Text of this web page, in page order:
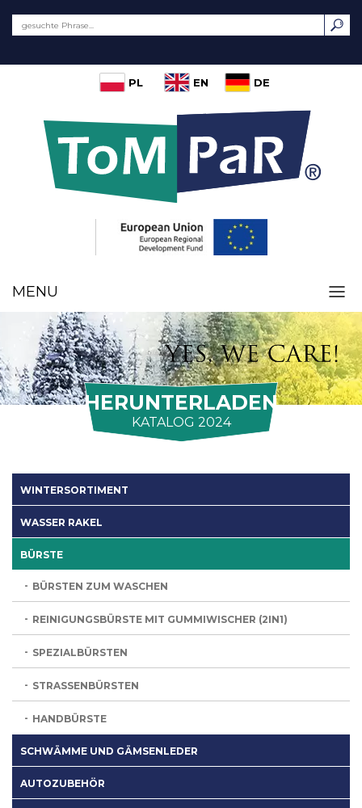
PL EN DE
MENU
HERUNTERLADEN
KATALOG 2024
WINTERSORTIMENT
WASSER RAKEL
BÜRSTE
BÜRSTEN ZUM WASCHEN
REINIGUNGSBÜRSTE MIT GUMMIWISCHER (2IN1)
SPEZIALBÜRSTEN
STRASSENBÜRSTEN
HANDBÜRSTE
SCHWÄMME UND GÄMSENLEDER
AUTOZUBEHÖR